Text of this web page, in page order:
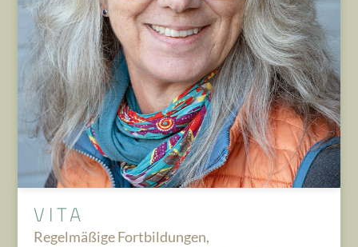
VITA
Regelmäßige Fortbildungen,